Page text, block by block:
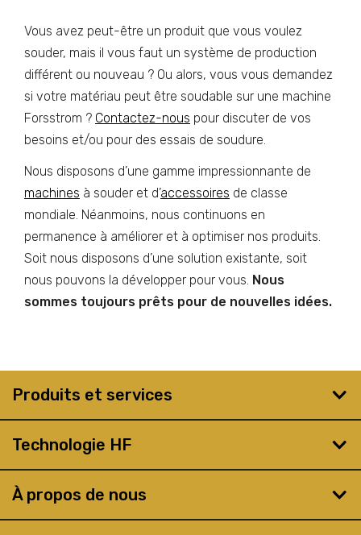
Vous avez peut-être un produit que vous voulez
souder, mais il vous faut un système de production
différent ou nouveau ? Ou alors, vous vous demandez
si votre matériau peut être soudable sur une machine
Forsstrom ? Contactez-nous pour discuter de vos
besoins et/ou pour des essais de soudure.
Nous disposons d’une gamme impressionnante de
machines à souder et d’accessoires de classe
mondiale. Néanmoins, nous continuons en
permanence à améliorer et à optimiser nos produits.
Soit nous disposons d’une solution existante, soit
nous pouvons la développer pour vous. Nous
sommes toujours prêts pour de nouvelles idées.
Produits et services
Technologie HF
À propos de nous